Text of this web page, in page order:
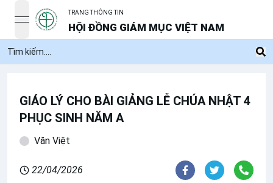
open navigation menu
TRANG THÔNG TIN
HỘI ĐỒNG GIÁM MỤC VIỆT NAM
GIÁO LÝ CHO BÀI GIẢNG LỄ CHÚA NHẬT 4
PHỤC SINH NĂM A
Văn Việt
22/04/2026